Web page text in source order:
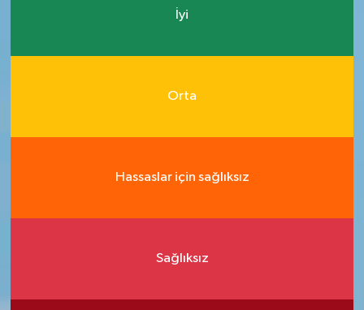
İyi
Orta
Hassaslar için sağlıksız
Sağlıksız